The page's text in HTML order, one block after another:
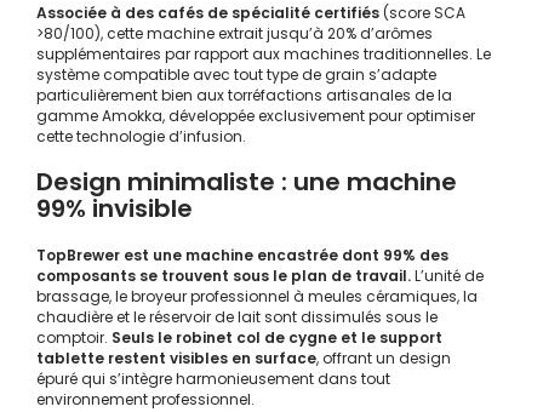
Associée à des cafés de spécialité certifiés (score SCA
>80/100), cette machine extrait jusqu’à 20% d’arômes
supplémentaires par rapport aux machines traditionnelles. Le
système compatible avec tout type de grain s’adapte
particulièrement bien aux torréfactions artisanales de la
gamme Amokka, développée exclusivement pour optimiser
cette technologie d’infusion.
Design minimaliste : une machine
99% invisible
TopBrewer est une machine encastrée dont 99% des
composants se trouvent sous le plan de travail.L’unité de
brassage, le broyeur professionnel à meules céramiques, la
chaudière et le réservoir de lait sont dissimulés sous le
comptoir. Seuls le robinet col de cygne et le support
tablette restent visibles en surface, offrant un design
épuré qui s’intègre harmonieusement dans tout
environnement professionnel.